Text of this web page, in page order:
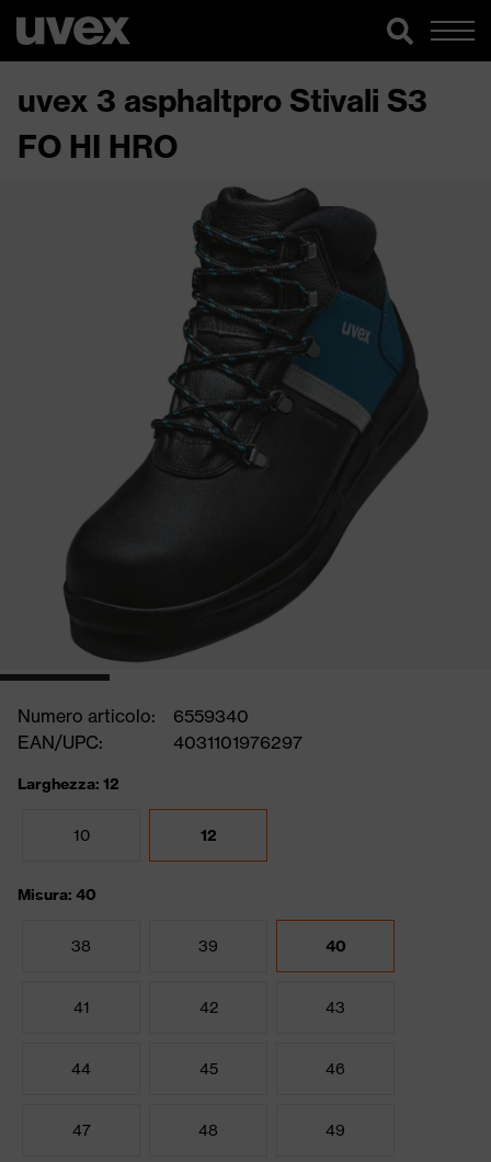
uvex 3 asphaltpro Stivali S3
FO HI HRO
Numero articolo:
6559340
EAN/UPC:
4031101976297
Larghezza: 12
10 12
Misura: 40
38 39 40
41 42 43
44 45 46
47 48 49